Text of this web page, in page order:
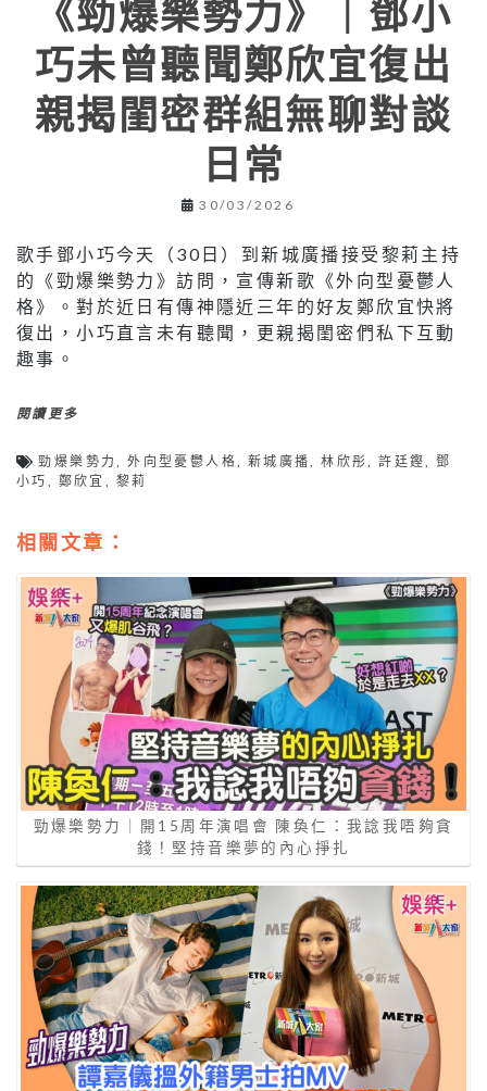
《勁爆樂勢力》｜鄧小
巧未曾聽聞鄭欣宜復出
親揭閨密群組無聊對談
日常
30/03/2026
歌手鄧小巧今天（30日）到新城廣播接受黎莉主持
的《勁爆樂勢力》訪問，宣傳新歌《外向型憂鬱人
格》。對於近日有傳神隱近三年的好友鄭欣宜快將
復出，小巧直言未有聽聞，更親揭閨密們私下互動
趣事。
閱讀更多
勁爆樂勢力,外向型憂鬱人格, 新城廣播,林欣彤,許廷鏗,鄧
小巧 , 鄭欣宜 , 黎莉
相關文章：
勁爆樂勢力｜開15周年演唱會 陳奐仁：我諗我唔夠貪
錢！堅持音樂夢的內心掙扎